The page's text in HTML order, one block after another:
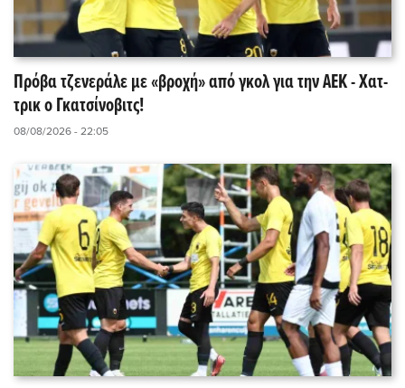
Πρόβα τζενεράλε με «βροχή» από γκολ για την ΑΕΚ - Χατ-
τρικ ο Γκατσίνοβιτς!
08/08/2026 - 22:05